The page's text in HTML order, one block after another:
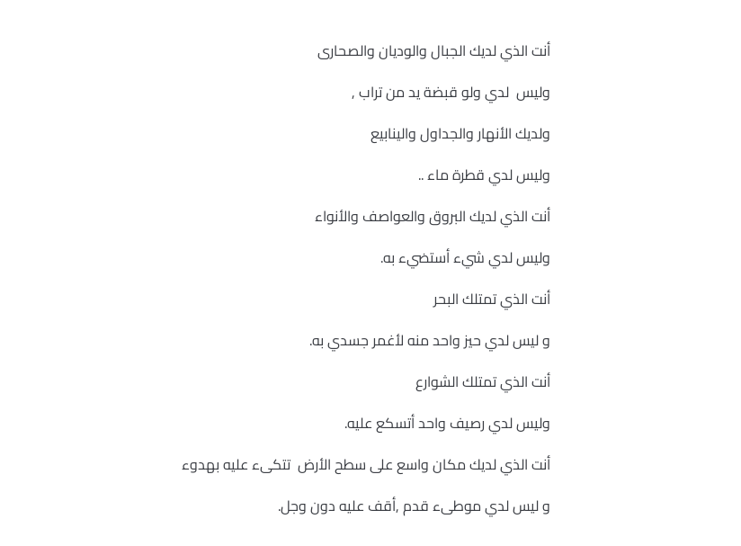
أنت الذي لديك الجبال والوديان والصحارى
وليس لدي ولو قبضة يد من تراب ,
ولديك الأنهار والجداول والينابيع
وليس لدي قطرة ماء ..
أنت الذي لديك البروق والعواصف والأنواء
وليس لدي شيء أستضيء به.
أنت الذي تمتلك البحر
و ليس لدي حيز واحد منه لأغمر جسدي به.
أنت الذي تمتلك الشوارع
وليس لدي رصيف واحد أتسكع عليه.
أنت الذي لديك مكان واسع على سطح الأرض تتكىء عليه بهدوء
و ليس لدي موطىء قدم ,أقف عليه دون وجل.